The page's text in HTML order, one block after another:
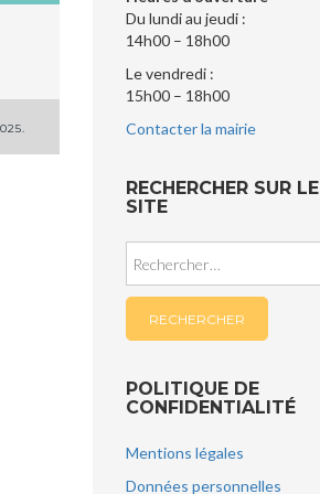
Du lundi au jeudi :
14h00 – 18h00
Le vendredi :
15h00 – 18h00
Contacter la mairie
RECHERCHER SUR LE
SITE
POLITIQUE DE
CONFIDENTIALITÉ
Mentions légales
Données personnelles